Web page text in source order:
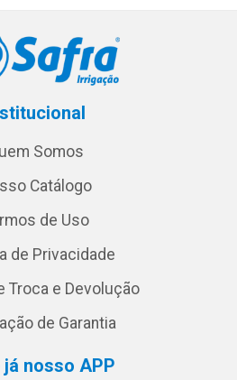
Somos
Catálogo
de Uso
de Privacidade
Troca e Devolução
de Garantia
já nosso APP